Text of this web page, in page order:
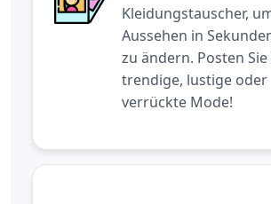
Kleidungstauscher,
Aussehen in
zu ändern. Posten
trendige, lustige oder
verrückte Mode!